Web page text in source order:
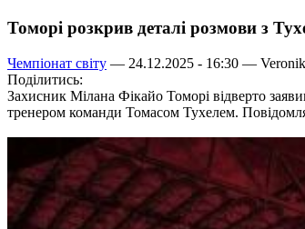
Томорі розкрив деталі розмови з
Чемпіонат світу — 24.12.2025 - 16:30 —
Поділитись:
Захисник Мілана Фікайо Томорі відверто
тренером команди Томасом Тухелем.